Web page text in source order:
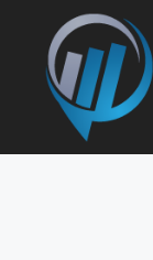
springen